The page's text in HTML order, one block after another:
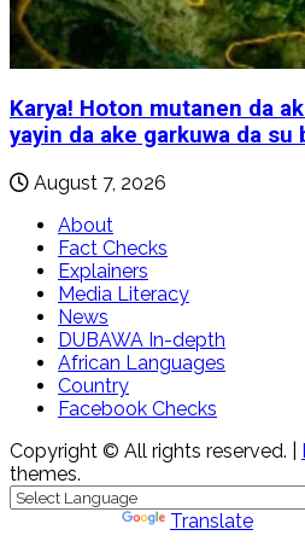
Karya! Hoton mutanen da
yayin da ake garkuwa da su
August 7, 2026
About
Fact Checks
Explainers
Media Literacy
News
DUBAWA In-depth
African Languages
Country
Facebook Checks
Copyright © All rights reserved.
themes.
Translate